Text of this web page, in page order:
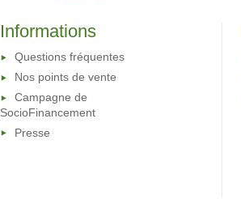
Informations
Questions fréquentes
Nos points de vente
Campagne de
SocioFinancement
Presse